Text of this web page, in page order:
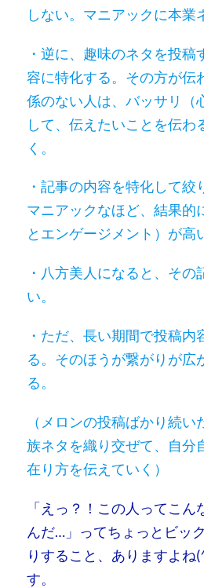
しない。マニアックに本業
・逆に、趣味のネタを投稿
容に特化する。その方が伝
係のない人は、バッサリ（
して、伝えたいことを伝わ
く。
・記事の内容を特化して絞
マニアックなほど、結果的
とエンゲージメント）が高
・八方美人になると、その
い。
・ただ、長い期間で投稿内
る。そのほうが繋がりが広
る。
（メロンの投稿ばかり続
族ネタを織り交ぜて、自分
在り方を伝えていく）
「えっ？！この人ってこ
んだ…」ってちょっとビッ
りすること、ありますよね
す。